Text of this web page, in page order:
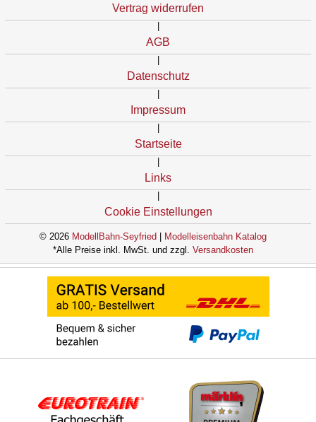
Vertrag widerrufen
AGB
Datenschutz
Impressum
Startseite
Links
Cookie Einstellungen
© 2026 ModellBahn-Seyfried
Modelleisenbahn Katalog
*Alle Preise inkl. MwSt. und zzgl. Versandkosten